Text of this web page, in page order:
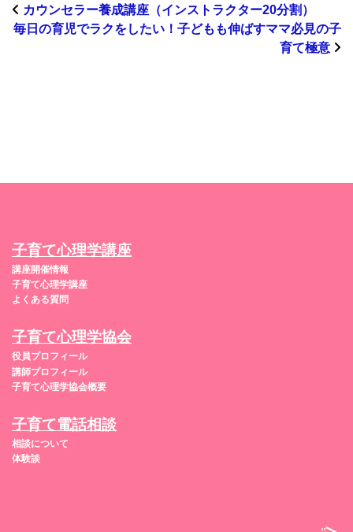
カウンセラー養成講座（インストラクター20分割）
毎日の育児でラクをしたい！子どもも伸ばすママ必見の子
育て極意
子育て心理学講座
講座開催情報
子育て心理学講座
よくある質問
子育て心理学協会
役員プロフィール
講師プロフィール
子育て心理学協会概要
子育て電話相談
相談について
体験談